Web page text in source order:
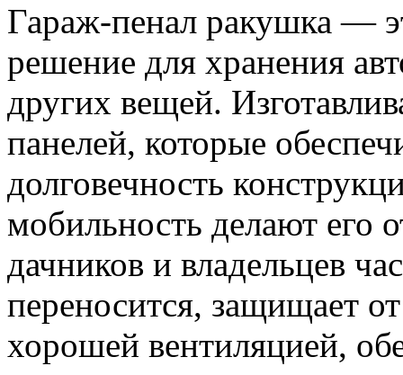
Гараж-пенал ракушка —
решение для хранения
других вещей.
панелей, которые
долговечность
мобильность делают его
дачников и владельцев
переносится, защищает
хорошей вентиляцией,